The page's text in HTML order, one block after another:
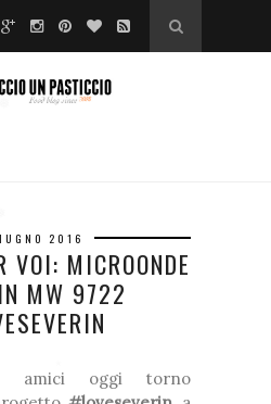
2016
VOI: MICROONDE
MW 9722
amici oggi torno
*
*
*